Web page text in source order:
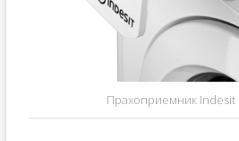
Прахоприемник Indesit